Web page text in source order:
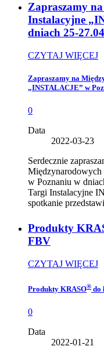
Zapraszamy
Instalacyjne
dniach 25-
CZYTAJ WIĘCEJ
Zapraszamy na
„INSTALACJE” w
0
Data
2022-03-23
Serdecznie
w Poznaniu w
Targi Instalacyjne
spotkanie
Produkty
FBV
CZYTAJ WIĘCEJ
Produkty KRASO® do
0
Data
2022-01-21